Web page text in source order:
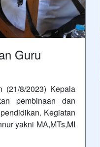
Guru
(21/8/2023) Kepala
pembinaan dan
Kegiatan
yakni MA,MTs,MI